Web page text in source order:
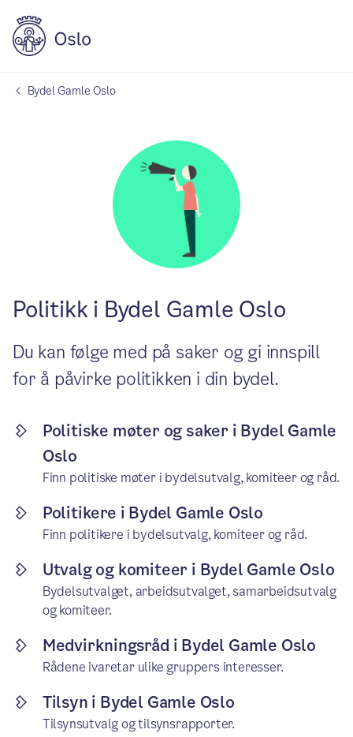
Bydel Gamle Oslo
Politikk i Bydel Gamle Oslo
Du kan følge med på saker og gi innspill
for å påvirke politikken i din bydel.
Politiske møter og saker i Bydel Gamle
Oslo
Finn politiske møter i bydelsutvalg, komiteer og råd.
Politikere i Bydel Gamle Oslo
Finn politikere i bydelsutvalg, komiteer og råd.
Utvalg og komiteer i Bydel Gamle Oslo
Bydelsutvalget, arbeidsutvalget, samarbeidsutvalg
og komiteer.
Medvirkningsråd i Bydel Gamle Oslo
Rådene ivaretar ulike gruppers interesser.
Tilsyn i Bydel Gamle Oslo
Tilsynsutvalg og tilsynsrapporter.